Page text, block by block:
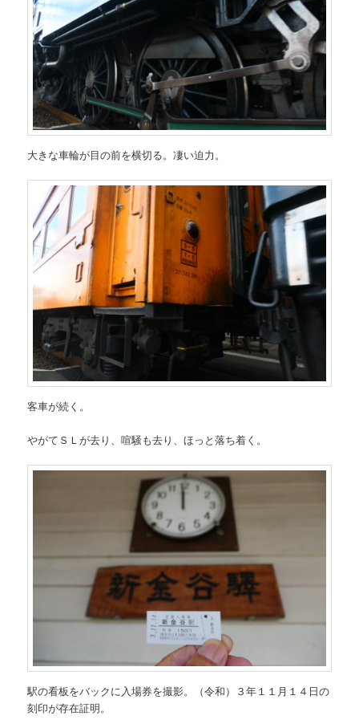
大きな車輪が目の前を横切る。凄い迫力。
客車が続く。
やがてＳＬが去り、喧騒も去り、ほっと落ち着く。
駅の看板をバックに入場券を撮影。（令和）３年１１月１４日の
刻印が存在証明。